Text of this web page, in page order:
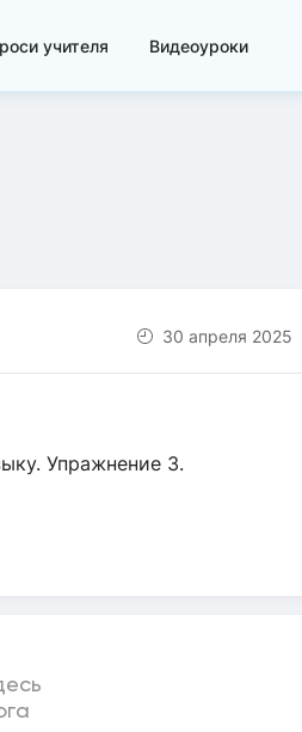
учителя Видеоуроки
30 апреля 2025
Упражнение 3.